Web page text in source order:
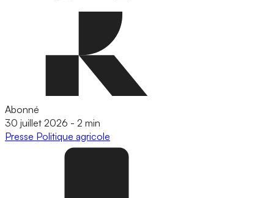
Abonné
30 juillet 2026 - 2 min
Presse Politique agricole